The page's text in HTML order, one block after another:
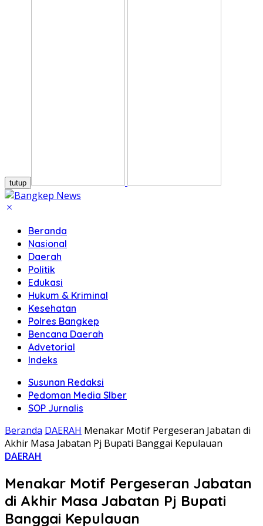
tutup
Beranda
Nasional
Daerah
Politik
Edukasi
Hukum & Kriminal
Kesehatan
Polres Bangkep
Bencana Daerah
Advetorial
Indeks
Susunan Redaksi
Pedoman Media SIber
SOP Jurnalis
Beranda DAERAH Menakar Motif Pergeseran Jabatan di
Akhir Masa Jabatan Pj Bupati Banggai Kepulauan
DAERAH
Menakar Motif Pergeseran Jabatan
di Akhir Masa Jabatan Pj Bupati
Banggai Kepulauan